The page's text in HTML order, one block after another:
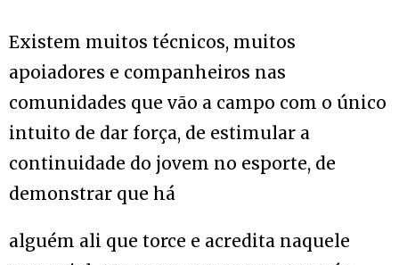
Existem muitos técnicos, muitos
apoiadores e companheiros nas
comunidades que vão a campo com o único
intuito de dar força, de estimular a
continuidade do jovem no esporte, de
demonstrar que há
alguém ali que torce e acredita naquele